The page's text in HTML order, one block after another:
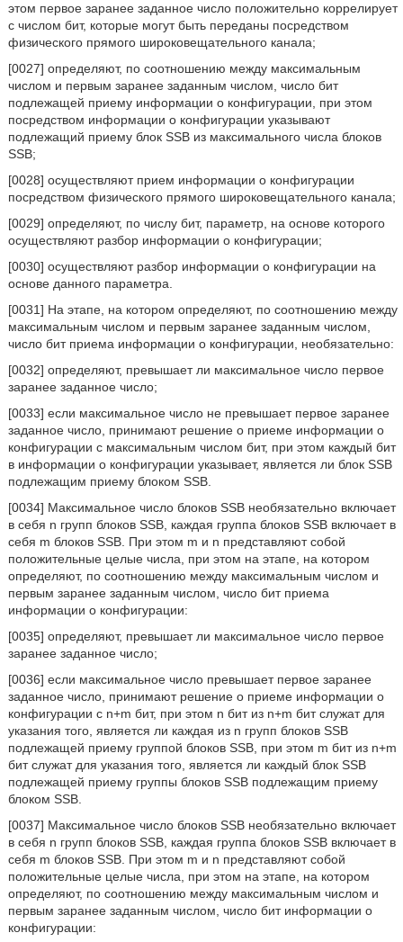
этом первое заранее заданное число положительно коррелирует
с числом бит, которые могут быть переданы посредством
физического прямого широковещательного канала;
[0027] определяют, по соотношению между максимальным
числом и первым заранее заданным числом, число бит
подлежащей приему информации о конфигурации, при этом
посредством информации о конфигурации указывают
подлежащий приему блок SSB из максимального числа блоков
SSB;
[0028] осуществляют прием информации о конфигурации
посредством физического прямого широковещательного канала;
[0029] определяют, по числу бит, параметр, на основе которого
осуществляют разбор информации о конфигурации;
[0030] осуществляют разбор информации о конфигурации на
основе данного параметра.
[0031] На этапе, на котором определяют, по соотношению между
максимальным числом и первым заранее заданным числом,
число бит приема информации о конфигурации, необязательно:
[0032] определяют, превышает ли максимальное число первое
заранее заданное число;
[0033] если максимальное число не превышает первое заранее
заданное число, принимают решение о приеме информации о
конфигурации с максимальным числом бит, при этом каждый бит
в информации о конфигурации указывает, является ли блок SSB
подлежащим приему блоком SSB.
[0034] Максимальное число блоков SSB необязательно включает
в себя n групп блоков SSB, каждая группа блоков SSB включает в
себя m блоков SSB. При этом m и n представляют собой
положительные целые числа, при этом на этапе, на котором
определяют, по соотношению между максимальным числом и
первым заранее заданным числом, число бит приема
информации о конфигурации:
[0035] определяют, превышает ли максимальное число первое
заранее заданное число;
[0036] если максимальное число превышает первое заранее
заданное число, принимают решение о приеме информации о
конфигурации с n+m бит, при этом n бит из n+m бит служат для
указания того, является ли каждая из n групп блоков SSB
подлежащей приему группой блоков SSB, при этом m бит из n+m
бит служат для указания того, является ли каждый блок SSB
подлежащей приему группы блоков SSB подлежащим приему
блоком SSB.
[0037] Максимальное число блоков SSB необязательно включает
в себя n групп блоков SSB, каждая группа блоков SSB включает в
себя m блоков SSB. При этом m и n представляют собой
положительные целые числа, при этом на этапе, на котором
определяют, по соотношению между максимальным числом и
первым заранее заданным числом, число бит информации о
конфигурации: